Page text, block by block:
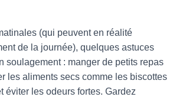
(qui peuvent en réalité
de la journée), quelques astuces
soulagement : manger de petits repas
les aliments secs comme les biscottes
éviter les odeurs fortes. Gardez